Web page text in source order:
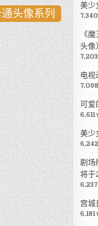
头像系列
美少
《
头像
电视
可爱
6,611
美少
剧场
将于
宫城
6,181